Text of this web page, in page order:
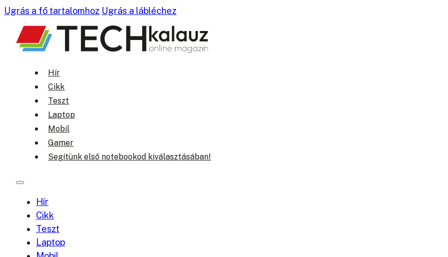
Ugrás a fő tartalomhoz Ugrás a lábléchez
Hír
Cikk
Teszt
Laptop
Mobil
Gamer
Segítünk első notebookod kiválasztásában!
Hír
Cikk
Teszt
Laptop